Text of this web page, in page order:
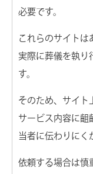
必要です。
これらのサイトは
実際に葬儀を執り
す。
そのため、サイト
サービス内容に齟
当者に伝わりにく
依頼する場合は慎